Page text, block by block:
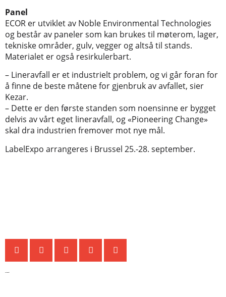
Panel
ECOR er utviklet av Noble Environmental Technologies
og består av paneler som kan brukes til møterom, lager,
tekniske områder, gulv, vegger og altså til stands.
Materialet er også resirkulerbart.
– Lineravfall er et industrielt problem, og vi går foran for
å finne de beste måtene for gjenbruk av avfallet, sier
Kezar.
– Dette er den første standen som noensinne er bygget
delvis av vårt eget lineravfall, og «Pioneering Change»
skal dra industrien fremover mot nye mål.
LabelExpo arrangeres i Brussel 25.-28. september.
Siste nytt